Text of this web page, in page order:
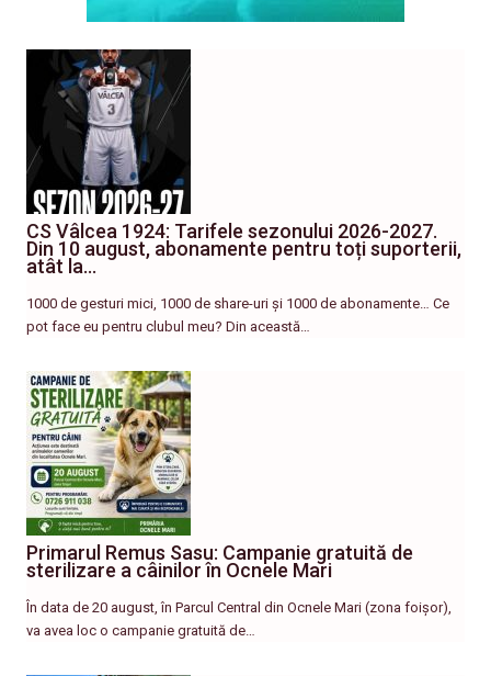
CS Vâlcea 1924: Tarifele sezonului 2026-2027.
Din 10 august, abonamente pentru toți suporterii,
atât la…
1000 de gesturi mici, 1000 de share-uri și 1000 de abonamente… Ce
pot face eu pentru clubul meu? Din această…
Primarul Remus Sasu: Campanie gratuită de
sterilizare a câinilor în Ocnele Mari
În data de 20 august, în Parcul Central din Ocnele Mari (zona foișor),
va avea loc o campanie gratuită de…